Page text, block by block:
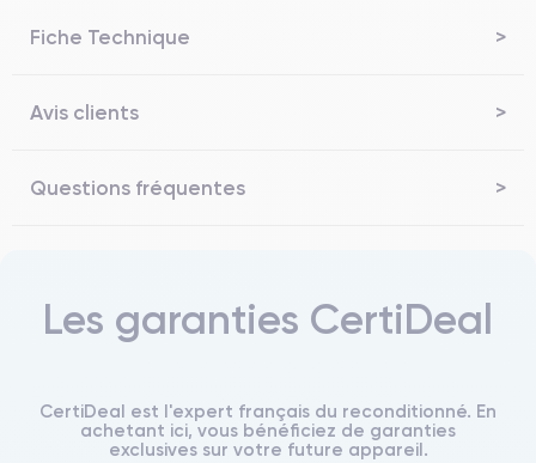
Fiche Technique
Avis clients
Questions fréquentes
Les garanties CertiDeal
CertiDeal est l'expert français du reconditionné. En
achetant ici, vous bénéficiez de garanties
exclusives sur votre future appareil.